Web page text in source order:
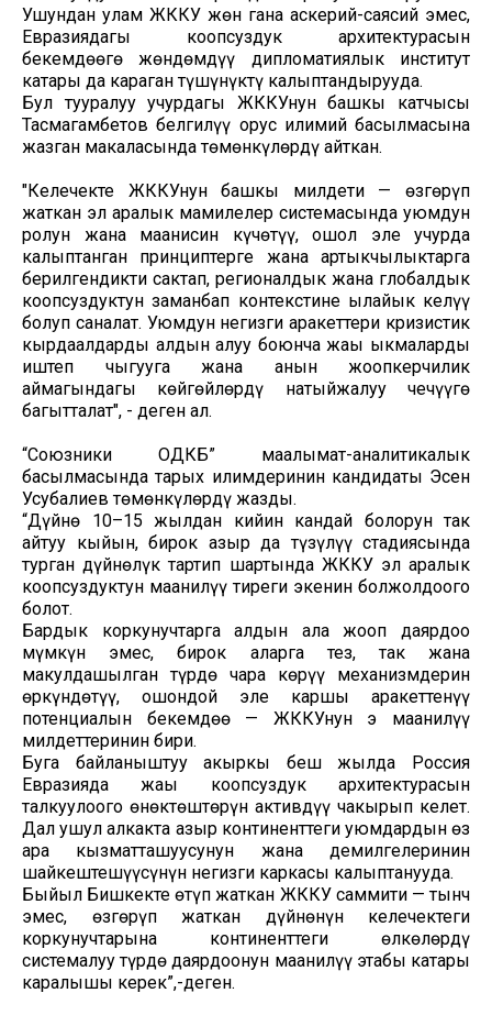
Ушундан улам ЖККУ жөн гана аскерий-саясий эмес,
Евразиядагы коопсуздук архитектурасын
бекемдөөгө жөндөмдүү дипломатиялык институт
катары да караган түшүнүктү калыптандырууда.
Бул тууралуу учурдагы ЖККУнун башкы катчысы
Тасмагамбетов белгилүү орус илимий басылмасына
жазган макаласында төмөнкүлөрдү айткан.
"Келечекте ЖККУнун башкы милдети — өзгөрүп
жаткан эл аралык мамилелер системасында уюмдун
ролун жана маанисин күчөтүү, ошол эле учурда
калыптанган принциптерге жана артыкчылыктарга
берилгендикти сактап, регионалдык жана глобалдык
коопсуздуктун заманбап контекстине ылайык келүү
болуп саналат. Уюмдун негизги аракеттери кризистик
кырдаалдарды алдын алуу боюнча жаңы ыкмаларды
иштеп чыгууга жана анын жоопкерчилик
аймагындагы көйгөйлөрдү натыйжалуу чечүүгө
багытталат", - деген ал.
“Союзники ОДКБ” маалымат-аналитикалык
басылмасында тарых илимдеринин кандидаты Эсен
Усубалиев төмөнкүлөрдү жазды.
“Дүйнө 10–15 жылдан кийин кандай болорун так
айтуу кыйын, бирок азыр да түзүлүү стадиясында
турган дүйнөлүк тартип шартында ЖККУ эл аралык
коопсуздуктун маанилүү тиреги экенин болжолдоого
болот.
Бардык коркунучтарга алдын ала жооп даярдоо
мүмкүн эмес, бирок аларга тез, так жана
макулдашылган түрдө чара көрүү механизмдерин
өркүндөтүү, ошондой эле каршы аракеттенүү
потенциалын бекемдөө — ЖККУнун эң маанилүү
милдеттеринин бири.
Буга байланыштуу акыркы беш жылда Россия
Евразияда жаңы коопсуздук архитектурасын
талкуулоого өнөктөштөрүн активдүү чакырып келет.
Дал ушул алкакта азыр континенттеги уюмдардын өз
ара кызматташуусунун жана демилгелеринин
шайкештешүүсүнүн негизги каркасы калыптанууда.
Быйыл Бишкекте өтүп жаткан ЖККУ саммити — тынч
эмес, өзгөрүп жаткан дүйнөнүн келечектеги
коркунучтарына континенттеги өлкөлөрдү
системалуу түрдө даярдоонун маанилүү этабы катары
каралышы керек”,-деген.